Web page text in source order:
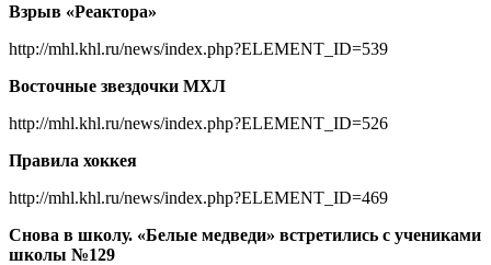
Взрыв «Реактора»
http://mhl.khl.ru/news/index.php?ELEMENT_ID=539
Восточные звездочки МХЛ
http://mhl.khl.ru/news/index.php?ELEMENT_ID=526
Правила хоккея
http://mhl.khl.ru/news/index.php?ELEMENT_ID=469
Снова в школу. «Белые медведи» встретились с учениками
школы №129